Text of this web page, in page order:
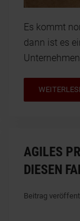
Es kommt
dann ist es
AGILES
DIESEN
Beitrag